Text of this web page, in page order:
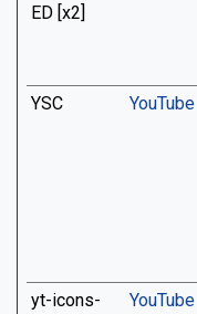
ED [x2]
YSC YouTube
yt-icons-
YouTube